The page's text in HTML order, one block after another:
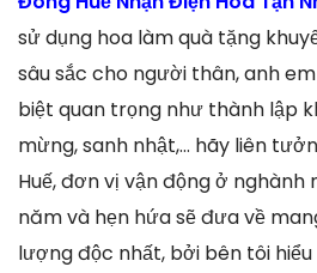
sử dụng hoa làm quà tặng
sâu sắc cho người thân, anh
biệt quan trọng như thành lập
mừng, sanh nhật,… hãy liên
Huế, đơn vị vận động ở nghành
năm và hẹn hứa sẽ đưa về
lượng độc nhất, bởi bên tôi